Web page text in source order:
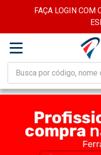
FAÇA LOGIN COM